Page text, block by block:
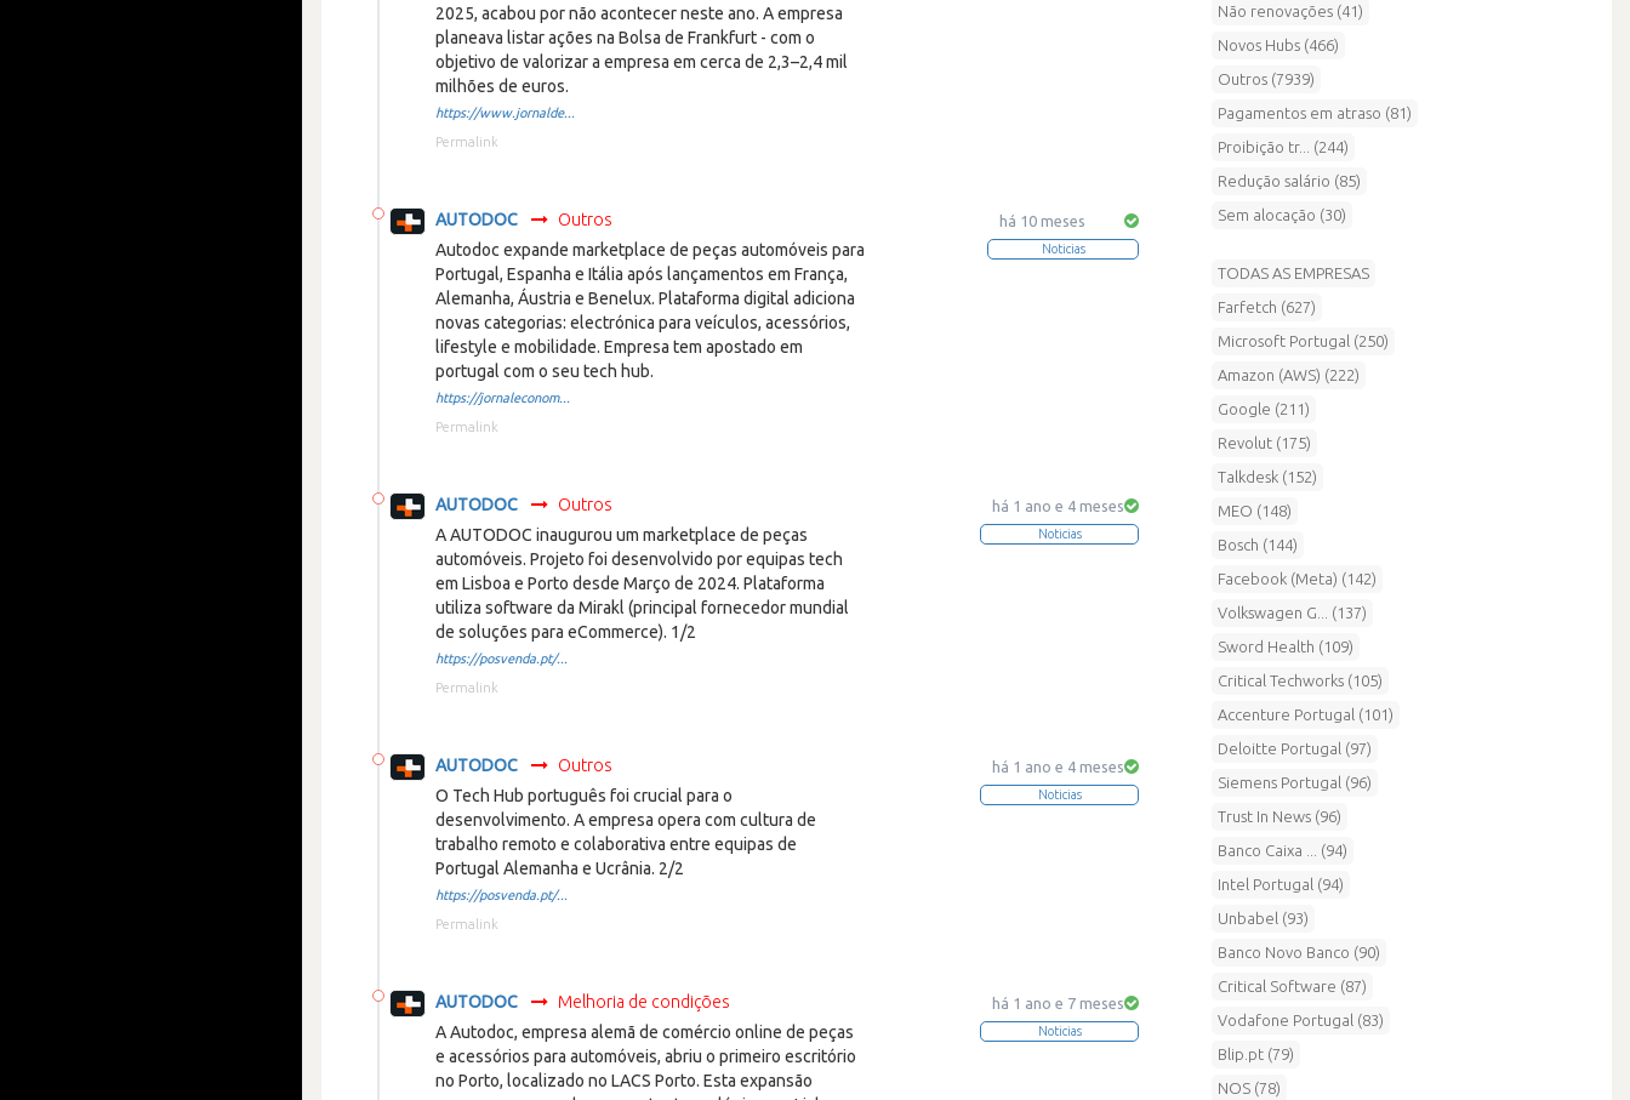
2025, acabou por não acontecer neste ano. A empresa
planeava listar ações na Bolsa de Frankfurt - com o
objetivo de valorizar a empresa em cerca de 2,3–2,4 mil
milhões de euros.
https://www.jornalde...
Permalink
há 10 meses
Noticias
AUTODOC
Outros
Autodoc expande marketplace de peças automóveis para
Portugal, Espanha e Itália após lançamentos em França,
Alemanha, Áustria e Benelux. Plataforma digital adiciona
novas categorias: electrónica para veículos, acessórios,
lifestyle e mobilidade. Empresa tem apostado em
portugal com o seu tech hub.
https://jornaleconom...
Permalink
há 1 ano e 4 meses
Noticias
AUTODOC
Outros
A AUTODOC inaugurou um marketplace de peças
automóveis. Projeto foi desenvolvido por equipas tech
em Lisboa e Porto desde Março de 2024. Plataforma
utiliza software da Mirakl (principal fornecedor mundial
de soluções para eCommerce). 1/2
https://posvenda.pt/...
Permalink
há 1 ano e 4 meses
Noticias
AUTODOC
Outros
O Tech Hub português foi crucial para o
desenvolvimento. A empresa opera com cultura de
trabalho remoto e colaborativa entre equipas de
Portugal Alemanha e Ucrânia. 2/2
https://posvenda.pt/...
Permalink
há 1 ano e 7 meses
Noticias
AUTODOC
Melhoria de condições
A Autodoc, empresa alemã de comércio online de peças
e acessórios para automóveis, abriu o primeiro escritório
no Porto, localizado no LACS Porto. Esta expansão
Não renovações (41)
Novos Hubs (466)
Outros (7939)
Pagamentos em atraso (81)
Proibição tr... (244)
Redução salário (85)
Sem alocação (30)
TODAS AS EMPRESAS
Farfetch (627)
Microsoft Portugal (250)
Amazon (AWS) (222)
Google (211)
Revolut (175)
Talkdesk (152)
MEO (148)
Bosch (144)
Facebook (Meta) (142)
Volkswagen G... (137)
Sword Health (109)
Critical Techworks (105)
Accenture Portugal (101)
Deloitte Portugal (97)
Siemens Portugal (96)
Trust In News (96)
Banco Caixa ... (94)
Intel Portugal (94)
Unbabel (93)
Banco Novo Banco (90)
Critical Software (87)
Vodafone Portugal (83)
Blip.pt (79)
NOS (78)